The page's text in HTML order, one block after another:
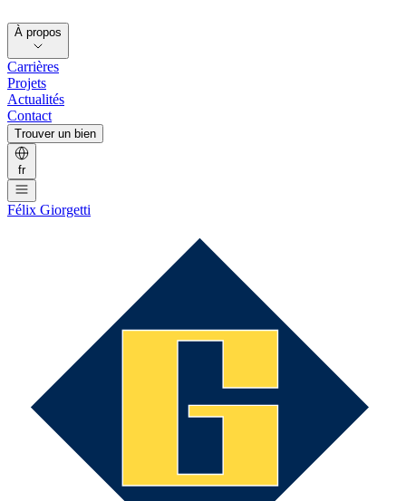
À propos
Carrières
Projets
Actualités
Contact
Trouver un bien
fr
Félix Giorgetti